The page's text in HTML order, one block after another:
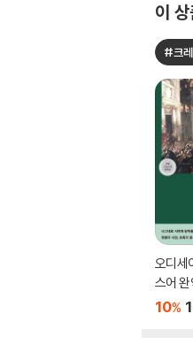
이
#크
오디세
스어
10%